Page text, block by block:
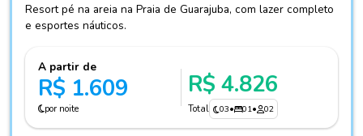
Resort pé na areia na Praia de Guarajuba, com lazer completo
e esportes náuticos.
A partir de
R$ 1.609
por noite
R$ 4.826
Total 03• 01• 02